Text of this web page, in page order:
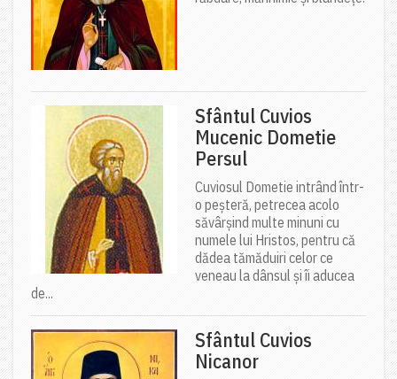
Sfântul Cuvios
Mucenic Dometie
Persul
Cuviosul Dometie intrând într-
o peșteră, petrecea acolo
săvârșind multe minuni cu
numele lui Hristos, pentru că
dădea tămăduiri celor ce
veneau la dânsul și îi aducea
de...
Sfântul Cuvios
Nicanor